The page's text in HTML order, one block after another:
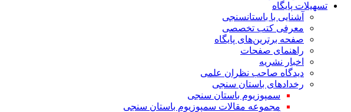
تسهیلات پایگاه
آشنایی با باستانسنجی
معرفی کتب تخصصی
صفحه برترین‌های پایگاه
راهنمای صفحات
اخبار نشریه
دیدگاه صاحب نظران علمی
رخدادهای باستان سنجی
سمپوزیوم باستان سنجی
مجموعه مقالات سمپوزیوم باستان سنجی